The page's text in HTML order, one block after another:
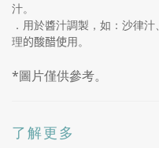
汁。
．用於醬汁調製，如：沙律
理的酸醋使用。
*圖片僅供參考。
了解更多